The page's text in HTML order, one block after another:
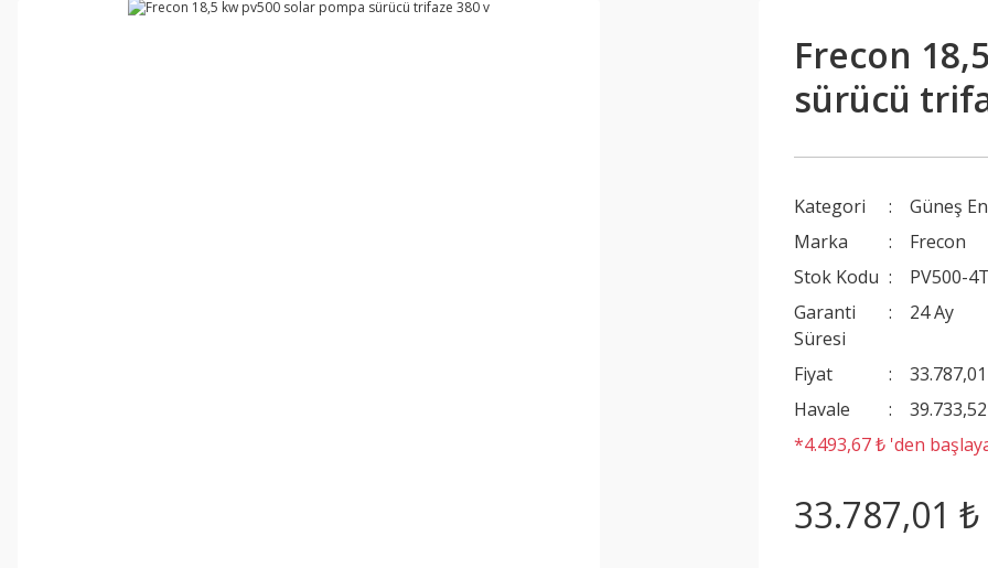
Frecon
sürücü
Kategori
Güneş
Marka
Frecon
Stok Kodu
PV500-
Garanti
Süresi
24 Ay
Fiyat
Havale
*4.493,67 ₺ 'den
33.787,01 ₺